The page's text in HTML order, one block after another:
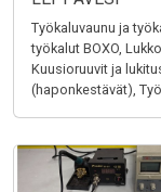
Työkaluvaunu ja
työkalut BOXO,
Kuusioruuvit ja
(haponkestävät),